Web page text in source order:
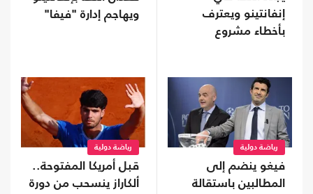
إنفانتينو ويعترف
بأخطاء مشروع
ويهاجم إدارة "فيفا"
رياضة دولية
فيغو ينضم إلى
المطالبين باستقالة
رياضة دولية
قبل أمريكا المفتوحة..
ألكاراز ينسحب من دورة